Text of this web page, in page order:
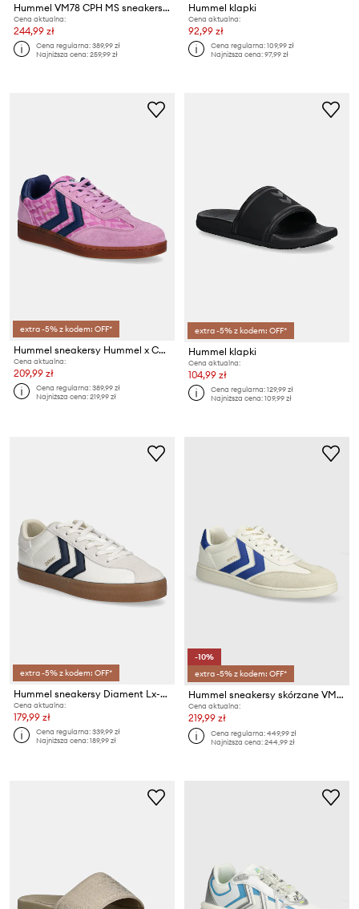
Hummel VM78 CPH MS sneakersy
Cena aktualna:
244,99 zł
Cena regularna:389,99 zł
Najniższa cena:259,99 zł
Hummel klapki
Cena aktualna:
92,99 zł
Cena regularna:109,99 zł
Najniższa cena:97,99 zł
extra -5% z kodem: OFF*
Hummel sneakersy Hummel x Community Love
Cena aktualna:
209,99 zł
Cena regularna:389,99 zł
Najniższa cena:219,99 zł
extra -5% z kodem: OFF*
Hummel klapki
Cena aktualna:
104,99 zł
Cena regularna:129,99 zł
Najniższa cena:109,99 zł
extra -5% z kodem: OFF*
Hummel sneakersy Diament Lx-e Rs
Cena aktualna:
179,99 zł
Cena regularna:339,99 zł
Najniższa cena:189,99 zł
-10%
extra -5% z kodem: OFF*
Hummel sneakersy skórzane VM78 CPH ML
Cena aktualna:
219,99 zł
Cena regularna:449,99 zł
Najniższa cena:244,99 zł